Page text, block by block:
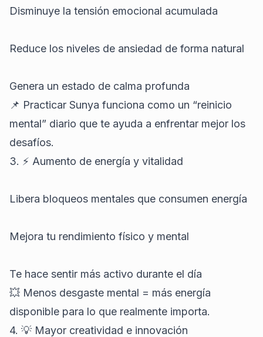
Disminuye la tensión emocional acumulada
Reduce los niveles de ansiedad de forma natural
Genera un estado de calma profunda
📌 Practicar Sunya funciona como un “reinicio
mental” diario que te ayuda a enfrentar mejor los
desafíos.
3. ⚡ Aumento de energía y vitalidad
Libera bloqueos mentales que consumen energía
Mejora tu rendimiento físico y mental
Te hace sentir más activo durante el día
💥 Menos desgaste mental = más energía
disponible para lo que realmente importa.
4. 💡 Mayor creatividad e innovación